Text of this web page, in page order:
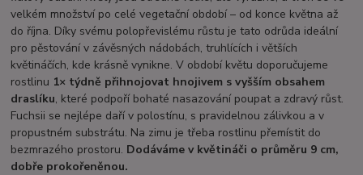
velkém množství po celé vegetační období – od konce května až
do října. Díky svému polopřevislému růstu je tato odrůda ideální
pro pěstování v závěsných nádobách, truhlících i větších
květináčích, kde krásně vynikne. V období květu doporučujeme
rostlinu 1× týdně přihnojovat hnojivem s vyšším obsahem
draslíku, které podpoří bohaté nasazování poupat a zdravý růst.
Fuchsii se nejlépe daří v polostínu, s pravidelnou zálivkou a v
propustném substrátu. Na zimu je třeba rostlinu přemístit do
bezmrazého prostoru. Dodáváme v květináči o průměru 9 cm,
dobře prokořeněnou.